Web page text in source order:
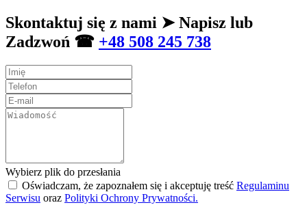
Skontaktuj się z nami ➤ Napisz lub
Zadzwoń ☎ +48 508 245 738
Wybierz plik do przesłania
Oświadczam, że zapoznałem się i akceptuję treść Regulaminu
Serwisu oraz Polityki Ochrony Prywatności.